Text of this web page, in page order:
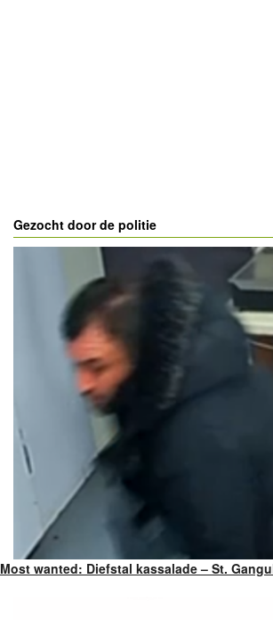
Gezocht door de politie
Most wanted: Diefstal kassalade – St.